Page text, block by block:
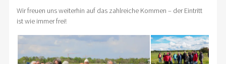
Wir freuen uns weiterhin auf das zahlreiche Kommen – der Eintritt
ist wie immer frei!